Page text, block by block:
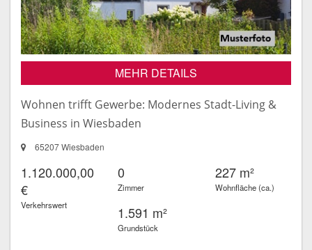
MEHR DETAILS
Wohnen trifft Gewerbe: Modernes Stadt-Living &
Business in Wiesbaden
65207 Wiesbaden
1.120.000,00
€
Verkehrswert
0
Zimmer
227 m²
Wohnfläche (ca.)
1.591 m²
Grundstück